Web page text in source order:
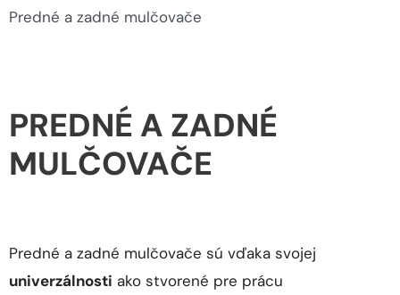
Predné a zadné mulčovače
PREDNÉ A ZADNÉ
MULČOVAČE
Predné a zadné mulčovače sú vďaka svojej
univerzálnosti ako stvorené pre prácu